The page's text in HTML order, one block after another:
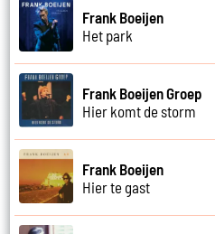
Frank Boeijen
Het park
Frank Boeijen Groep
Hier komt de storm
Frank Boeijen
Hier te gast